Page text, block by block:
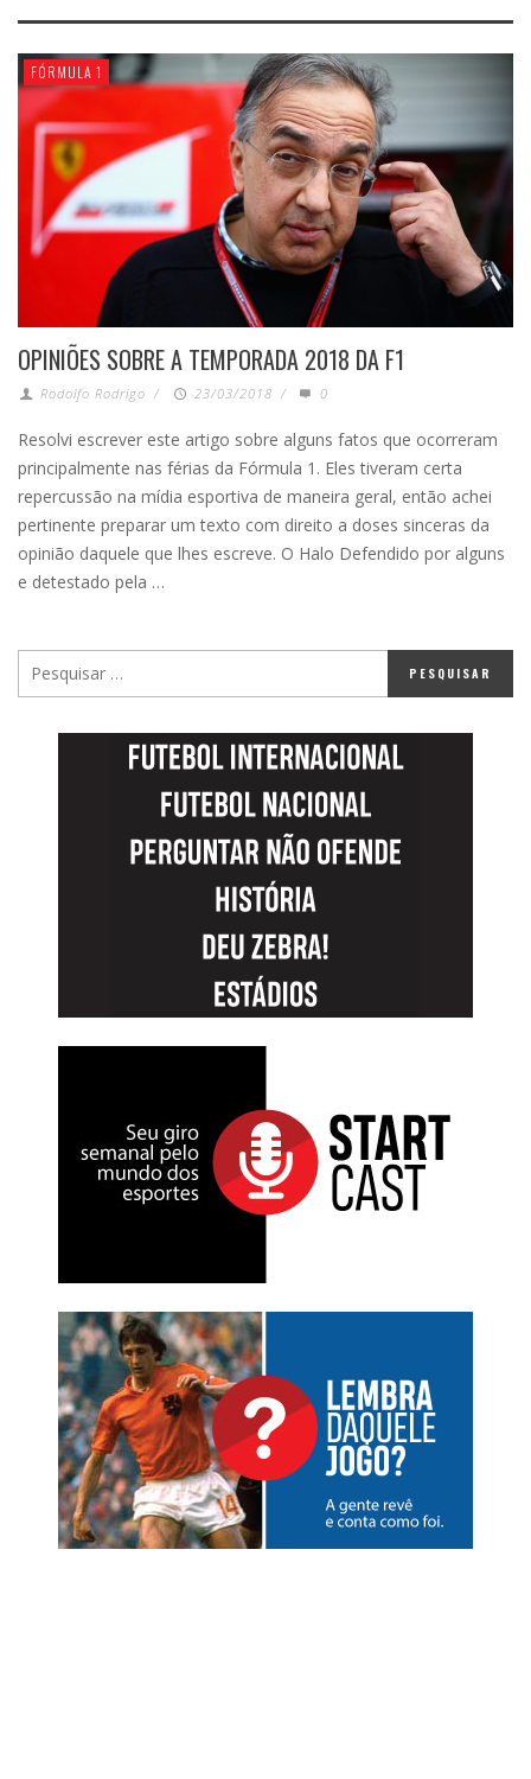
FÓRMULA 1
OPINIÕES SOBRE A TEMPORADA 2018 DA F1
Rodolfo Rodrigo / 23/03/2018 / 0
Resolvi escrever este artigo sobre alguns fatos que ocorreram
principalmente nas férias da Fórmula 1. Eles tiveram certa
repercussão na mídia esportiva de maneira geral, então achei
pertinente preparar um texto com direito a doses sinceras da
opinião daquele que lhes escreve. O Halo Defendido por alguns
e detestado pela …